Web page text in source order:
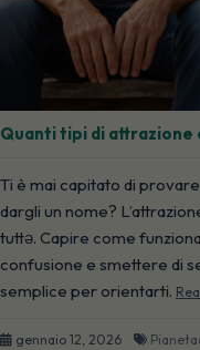
Quanti tipi di attrazione
Ti è mai capitato di
dargli un nome?
tuttə. Capire come
confusione e smettere di
semplice per orientarti.
gennaio 12, 2026